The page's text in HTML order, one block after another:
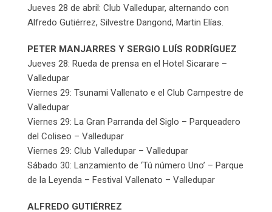
Jueves 28 de abril: Club Valledupar, alternando con
Alfredo Gutiérrez, Silvestre Dangond, Martin Elías.
PETER MANJARRES Y SERGIO LUÍS RODRÍGUEZ
Jueves 28: Rueda de prensa en el Hotel Sicarare –
Valledupar
Viernes 29: Tsunami Vallenato e el Club Campestre de
Valledupar
Viernes 29: La Gran Parranda del Siglo – Parqueadero
del Coliseo – Valledupar
Viernes 29: Club Valledupar – Valledupar
Sábado 30: Lanzamiento de ‘Tú número Uno’ – Parque
de la Leyenda – Festival Vallenato – Valledupar
ALFREDO GUTIÉRREZ